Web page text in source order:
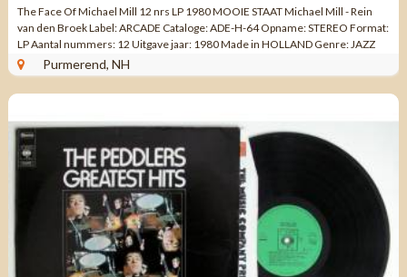
The Face Of Michael Mill 12 nrs LP 1980 MOOIE STAAT Michael Mill - Rein
van den Broek Label: ARCADE Cataloge: ADE-H-64 Opname: STEREO Format:
LP Aantal nummers: 12 Uitgave jaar: 1980 Made in HOLLAND Genre: JAZZ
POP EASY ...
Purmerend, NH